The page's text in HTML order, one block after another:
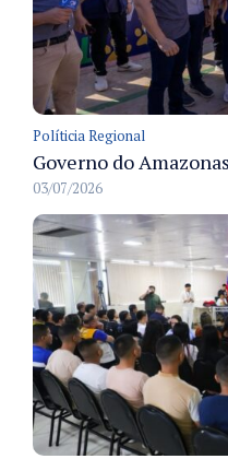
Políticia Regional
03/07/2026